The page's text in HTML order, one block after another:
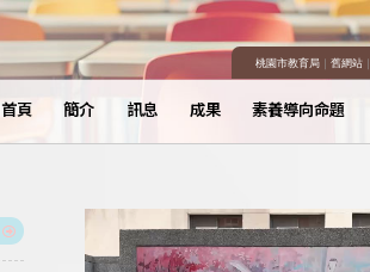
桃園市教育局｜ 舊網站｜
首頁 簡介 訊息 成果 素養導向命題